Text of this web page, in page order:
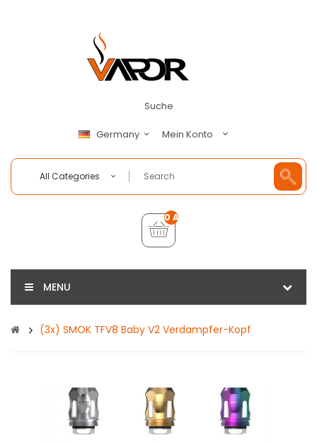
Suche
Germany Mein Konto
All Categories
0 Artikel - €0,00
MENU
(3x) SMOK TFV8 Baby V2 Verdampfer-Kopf